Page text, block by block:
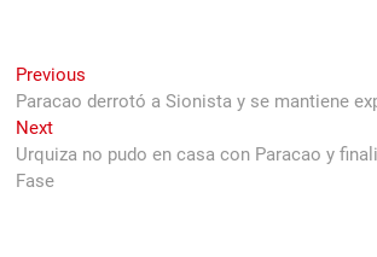
Navegación
de
entradas
Previous
post:
Paracao derrotó a Sionista y se mantiene
NextNext
post:
Urquiza no pudo en casa con Paracao y
Fase